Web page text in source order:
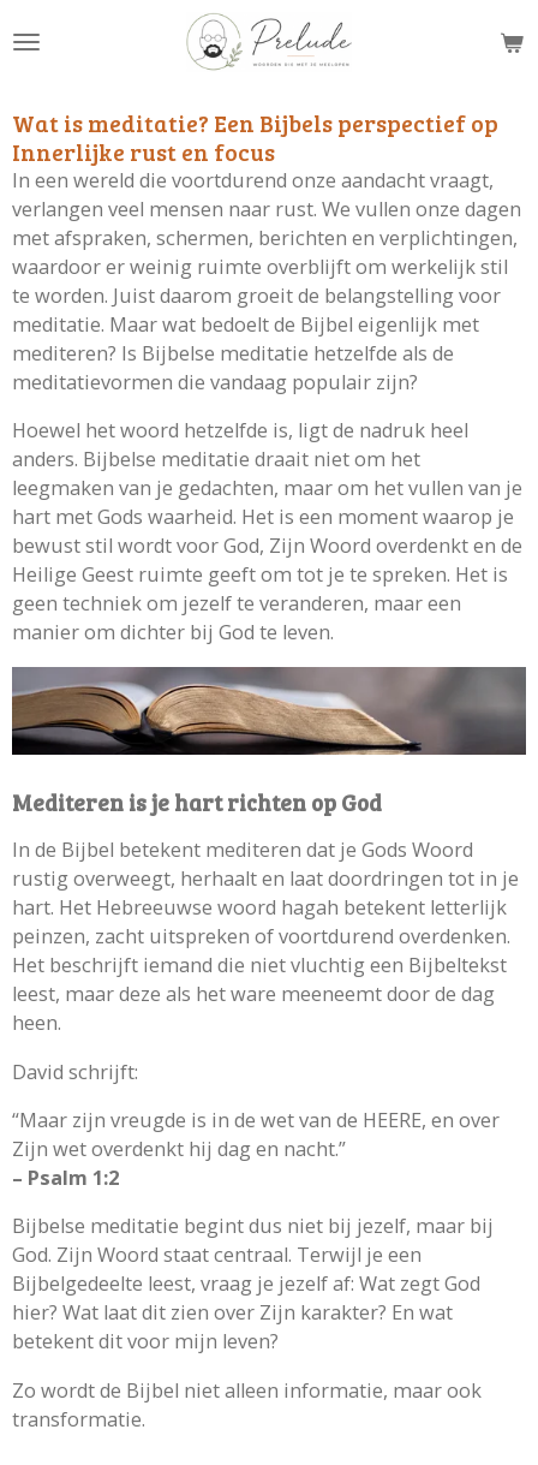
direct
de
hoofdinhoud
Wat is meditatie? Een Bijbels perspectief op
Innerlijke rust en focus
In een wereld die voortdurend onze aandacht vraagt,
verlangen veel mensen naar rust. We vullen onze dagen
met afspraken, schermen, berichten en verplichtingen,
waardoor er weinig ruimte overblijft om werkelijk stil
te worden. Juist daarom groeit de belangstelling voor
meditatie. Maar wat bedoelt de Bijbel eigenlijk met
mediteren? Is Bijbelse meditatie hetzelfde als de
meditatievormen die vandaag populair zijn?
Hoewel het woord hetzelfde is, ligt de nadruk heel
anders. Bijbelse meditatie draait niet om het
leegmaken van je gedachten, maar om het vullen van je
hart met Gods waarheid. Het is een moment waarop je
bewust stil wordt voor God, Zijn Woord overdenkt en de
Heilige Geest ruimte geeft om tot je te spreken. Het is
geen techniek om jezelf te veranderen, maar een
manier om dichter bij God te leven.
Mediteren is je hart richten op God
In de Bijbel betekent mediteren dat je Gods Woord
rustig overweegt, herhaalt en laat doordringen tot in je
hart. Het Hebreeuwse woord hagah betekent letterlijk
peinzen, zacht uitspreken of voortdurend overdenken.
Het beschrijft iemand die niet vluchtig een Bijbeltekst
leest, maar deze als het ware meeneemt door de dag
heen.
David schrijft:
“Maar zijn vreugde is in de wet van de HEERE, en over
Zijn wet overdenkt hij dag en nacht.”
– Psalm 1:2
Bijbelse meditatie begint dus niet bij jezelf, maar bij
God. Zijn Woord staat centraal. Terwijl je een
Bijbelgedeelte leest, vraag je jezelf af: Wat zegt God
hier? Wat laat dit zien over Zijn karakter? En wat
betekent dit voor mijn leven?
Zo wordt de Bijbel niet alleen informatie, maar ook
transformatie.